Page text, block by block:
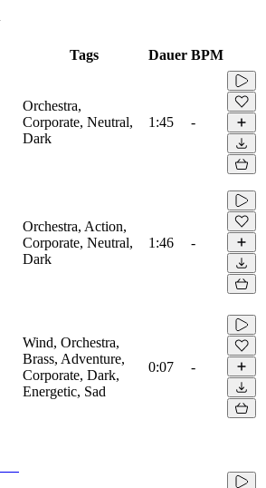
Tags Dauer BPM
Orchestra,
Corporate, Neutral,
Dark
1:45 -
Orchestra, Action,
Corporate, Neutral,
Dark
1:46 -
Wind, Orchestra,
Brass, Adventure,
Corporate, Dark,
Energetic, Sad
0:07 -